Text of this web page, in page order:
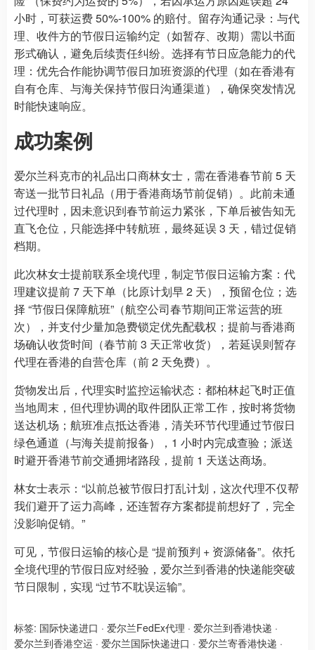
小时，可获运费 50%-100% 的赔付。留存沟通记录：与代
理、收件方的节假日运输约定（如暂存、改期）需以书面
形式确认，避免后续责任纠纷。选择有节日应急能力的代
理：优先合作能协调节假日加班资源的代理（如在香港有
自有仓库、与海关保持节假日沟通渠道），确保突发情况
时能快速响应。
成功案例
爱尔兰科克市的礼品出口商林女士，需在香港春节前 5 天
寄送一批节日礼品（用于香港商场节前促销）。此前未通
过代理时，因未意识到春节前运力紧张，下单后被告知无
直飞仓位，只能选择中转航班，最终延误 3 天，错过促销
档期。
此次林女士提前联系全境代理，制定节假日运输方案：代
理建议提前 7 天下单（比原计划早 2 天），预留仓位；选
择 “节假日保障航班”（航空公司春节期间正常运营的班
次），并支付少量加急费锁定优先配载权；提前与香港商
场确认收货时间（春节前 3 天正常收货），若延误则暂存
代理在香港的自营仓库（前 2 天免费）。
货物发出后，代理实时监控运输状态：都柏林起飞时正值
当地周末，但代理协调的取件团队正常工作，按时将货物
送达机场；航班准点抵达香港，清关环节代理通过节假日
绿色通道（与海关提前报备），1 小时内完成查验；派送
时避开香港节前交通拥堵路段，提前 1 天送达商场。
林女士表示：“以前总被节假日打乱计划，这次代理不仅帮
我们避开了运力高峰，还连暂存方案都提前想好了，完全
没影响促销。”
可见，节假日运输的核心是 “提前预判 + 资源储备”。依托
全境代理的节假日应对经验，爱尔兰到香港的快递能突破
节日限制，实现 “过节不耽误运输”。
标签: 国际快递进口 · 爱尔兰FedEx代理 · 爱尔兰到香港快递 ·
爱尔兰到香港空运 · 爱尔兰国际快递进口 · 爱尔兰寄香港快递 ·